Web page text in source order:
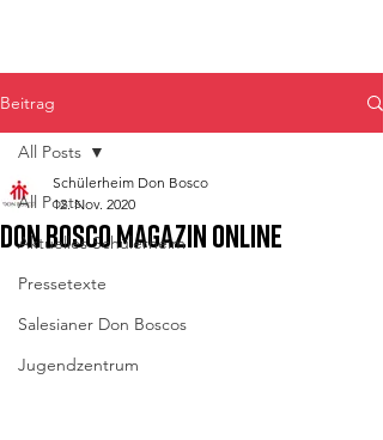
Beitrag
All Posts
Aktuelles Schülerheim
Pressetexte
Salesianer Don Boscos
Jugendzentrum
All Posts
Don Bosco Magazin online
Schülerheim Don Bosco
12. Nov. 2020